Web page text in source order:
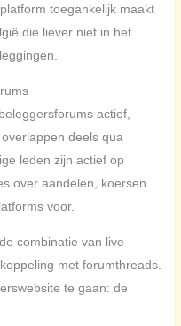
toegankelijk maakt
die liever niet in het
actief,
deels qua
leden zijn actief op
over aandelen, koersen
voor.
combinatie van live
met forumthreads.
te gaan: de